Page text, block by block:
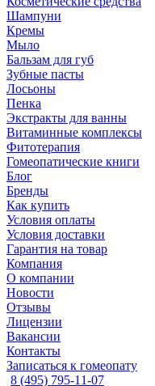
Шампуни
Кремы
Мыло
Бальзам для губ
Зубные пасты
Лосьоны
Пенка
Экстракты для ванны
Витаминные комплексы
Фитотерапия
Гомеопатические книги
Блог
Бренды
Как купить
Условия оплаты
Условия доставки
Гарантия на товар
Компания
О компании
Новости
Отзывы
Лицензии
Вакансии
Контакты
Записаться к гомеопату
8 (495) 795-11-07